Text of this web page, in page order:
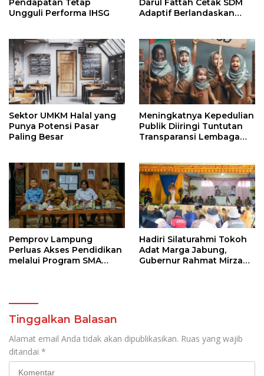
Pendapatan Tetap
Ungguli Performa IHSG
Darul Fattah Cetak SDM
Adaptif Berlandaskan
Sektor UMKM Halal yang
Punya Potensi Pasar
Paling Besar
Meningkatnya Kepedulian
Publik Diiringi Tuntutan
Transparansi Lembaga
Pemprov Lampung
Perluas Akses Pendidikan
melalui Program SMA
Hadiri Silaturahmi Tokoh
Adat Marga Jabung,
Gubernur Rahmat Mirzani
Tinggalkan Balasan
Alamat email Anda tidak akan dipublikasikan. Ruas yang wajib
ditandai *